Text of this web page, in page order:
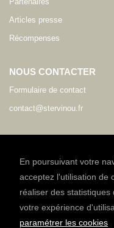
En poursuivant votre
acceptez l'utilisation de
réaliser des
votre expérience
paramétrer les cookies
Articles presse
Récompenses
NOUS CONTACTER
Formulaire de contact
contact@stervinou.fr
FR
NEWSLETTER
Inscrivez-vous à notre lettre